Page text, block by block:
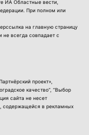
ИА Областные вести,
При полном или
на главную страницу
всегда совпадает с
проект»,
качество”, “Выбор
сайта не несет
содержащейся в рекламных